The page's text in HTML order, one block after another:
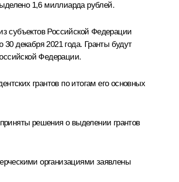
1,6 миллиарда рублей.
субъектов Российской Федерации
декабря 2021 года. Гранты будут
Федерации.
грантов по итогам его основных
решения о выделении грантов
организациями заявлены